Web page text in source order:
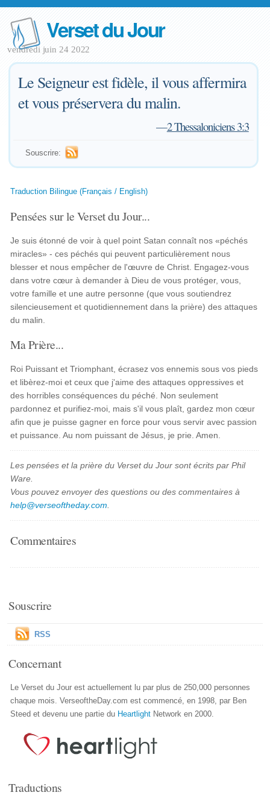
Verset du Jour
vendredi juin 24 2022
Le Seigneur est fidèle, il vous affermira
et vous préservera du malin.
—2 Thessaloniciens 3:3
Souscrire:
Traduction Bilingue (Français / English)
Pensées sur le Verset du Jour...
Je suis étonné de voir à quel point Satan connaît nos «péchés
miracles» - ces péchés qui peuvent particulièrement nous
blesser et nous empêcher de l'œuvre de Christ. Engagez-vous
dans votre cœur à demander à Dieu de vous protéger, vous,
votre famille et une autre personne (que vous soutiendrez
silencieusement et quotidiennement dans la prière) des attaques
du malin.
Ma Prière...
Roi Puissant et Triomphant, écrasez vos ennemis sous vos pieds
et libèrez-moi et ceux que j'aime des attaques oppressives et
des horribles conséquences du péché. Non seulement
pardonnez et purifiez-moi, mais s'il vous plaît, gardez mon cœur
afin que je puisse gagner en force pour vous servir avec passion
et puissance. Au nom puissant de Jésus, je prie. Amen.
Les pensées et la prière du Verset du Jour sont écrits par Phil
Ware.
Vous pouvez envoyer des questions ou des commentaires à
help@verseoftheday.com
Commentaires
Souscrire
RSS
Concernant
Le Verset du Jour est actuellement lu par plus de 250,000 personnes
chaque mois. VerseoftheDay.com est commencé, en 1998, par Ben
Steed et devenu une partie du Heartlight Network en 2000.
Traductions